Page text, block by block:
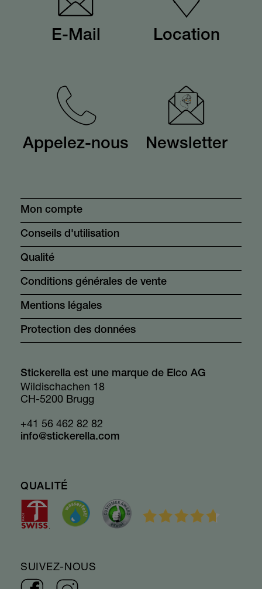
E-Mail Location
Appelez-nous Newsletter
Mon compte
Conseils d'utilisation
Qualité
Conditions générales de vente
Mentions légales
Protection des données
Stickerella est une marque de Elco AG
Wildischachen 18
CH-5200 Brugg
+41 56 462 82 82
info@stickerella.com
QUALITÉ
SUIVEZ-NOUS